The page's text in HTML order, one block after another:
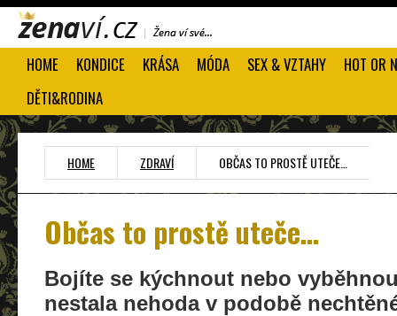
HOME KONDICE KRÁSA MÓDA SEX & VZTAHY
HOT OR
DĚTI&RODINA
HOME ZDRAVÍ OBČAS TO PROSTĚ UTEČE…
Občas to prostě uteče…
Bojíte se kýchnout nebo
nestala nehoda v podobě